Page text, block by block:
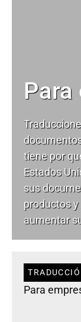
Para
tiene por
Estados
sus
productos
aumentar
Para